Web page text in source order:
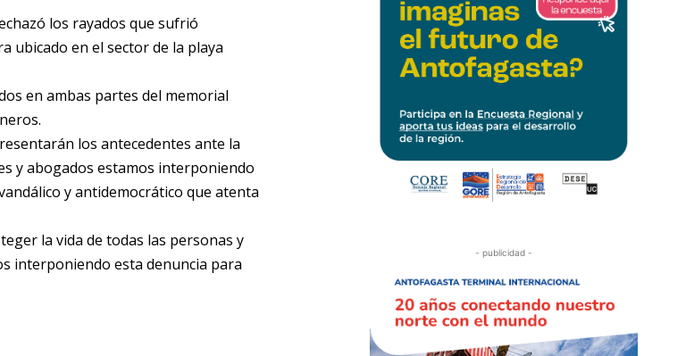
los rayados que sufrió
ubicado en el sector de la playa
en ambas partes del memorial
los antecedentes ante la
y abogados estamos interponiendo
y antidemocrático que atenta
la vida de todas las personas y
interponiendo esta denuncia para
- publicidad -